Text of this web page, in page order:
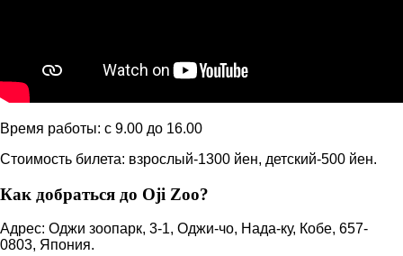
Время работы: с 9.00 до 16.00
Стоимость билета: взрослый-1300 йен, детский-500 йен.
Как добраться до Oji Zoo?
Адрес: Оджи зоопарк, 3-1, Оджи-чо, Нада-ку, Кобе, 657-
0803, Япония.